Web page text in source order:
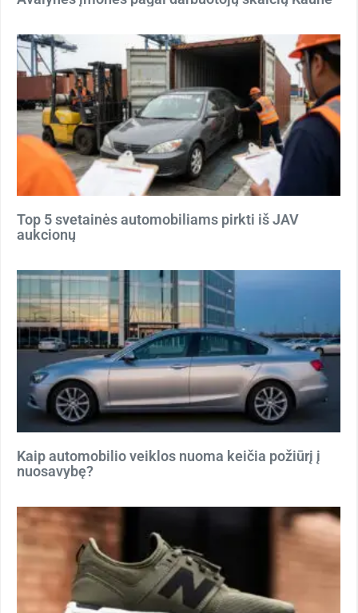
Top 5 svetainės automobiliams pirkti iš JAV
aukcionų
Kaip automobilio veiklos nuoma keičia požiūrį į
nuosavybę?